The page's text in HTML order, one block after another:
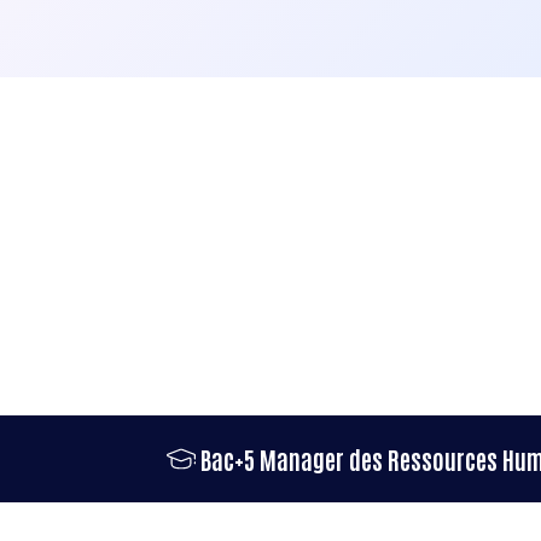
Bac+5 Manager des Ressources